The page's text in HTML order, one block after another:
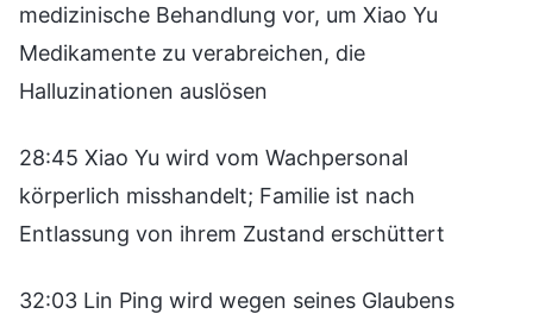
medizinische Behandlung vor, um Xiao Yu
Medikamente zu verabreichen, die
Halluzinationen auslösen
28:45 Xiao Yu wird vom Wachpersonal
körperlich misshandelt; Familie ist nach
Entlassung von ihrem Zustand erschüttert
32:03 Lin Ping wird wegen seines Glaubens